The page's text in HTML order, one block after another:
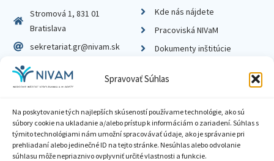
Spravovať Súhlas
Na poskytovanie tých najlepších skúseností používame technológie, ako sú
súbory cookie na ukladanie a/alebo prístup k informáciám o zariadení. Súhlas s
týmito technológiami nám umožní spracovávať údaje, ako je správanie pri
prehliadaní alebo jedinečné ID na tejto stránke. Nesúhlas alebo odvolanie
súhlasu môže nepriaznivo ovplyvniť určité vlastnosti a funkcie.
Stromová 1, 831 01
Bratislava
sekretariat.gr@nivam.sk
IČO: 00164348
DIČ: 2020798714
Kde nás nájdete
Pracoviská NIVaM
Dokumenty inštitúcie
Zásady ochrany súkromia